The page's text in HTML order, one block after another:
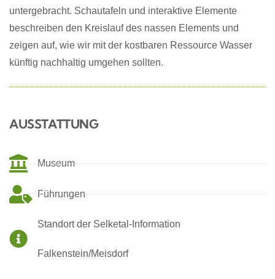
untergebracht. Schautafeln und interaktive Elemente
beschreiben den Kreislauf des nassen Elements und
zeigen auf, wie wir mit der kostbaren Ressource Wasser
künftig nachhaltig umgehen sollten.
AUSSTATTUNG
Museum
Führungen
Standort der Selketal-Information
Falkenstein/Meisdorf